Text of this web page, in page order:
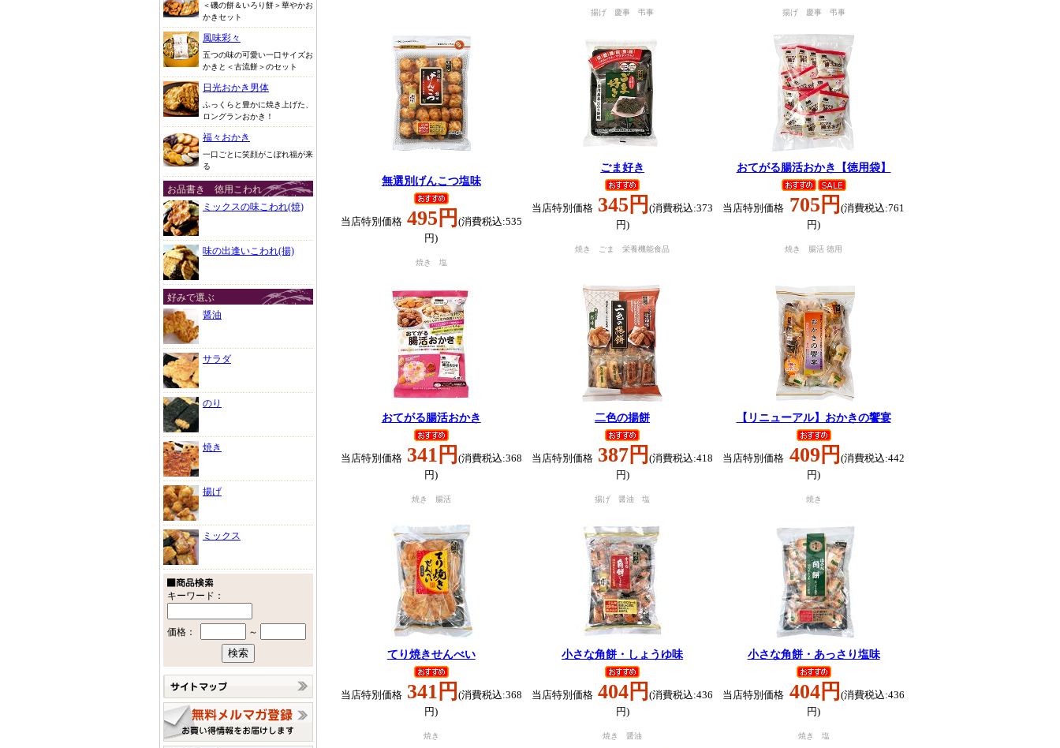
＜磯の餅＆いろり餅＞華やかお
かきセット
風味彩々
五つの味の可愛い一口サイズお
かきと＜古流餅＞のセット
日光おかき男体
ふっくらと豊かに焼き上げた、
ロングランおかき！
福々おかき
一口ごとに笑顔がこぼれ福が来
る
お品書き 徳用こわれ
ミックスの味こわれ(焼)
味の出逢いこわれ(揚)
好みで選ぶ
醤油
サラダ
のり
焼き
揚げ
ミックス
キーワード：
価格： ～
揚げ 慶事 弔事 揚げ 慶事 弔事
無選別げんこつ塩味
当店特別価格 495円(消費税込:535
円)
焼き 塩
ごま好き
当店特別価格 345円(消費税込:373
円)
焼き ごま 栄養機能食品
おてがる腸活おかき【徳用袋】
当店特別価格 705円 (消費税込:761
円)
焼き 腸活 徳用
おてがる腸活おかき
当店特別価格 341円(消費税込:368
円)
焼き 腸活
二色の揚餅
当店特別価格 387円(消費税込:418
円)
揚げ 醤油 塩
【リニューアル】おかきの饗宴
当店特別価格 409円 (消費税込:442
円)
焼き
てり焼きせんべい
当店特別価格 341円(消費税込:368
円)
焼き
小さな角餅・しょうゆ味
当店特別価格 404円(消費税込:436
円)
焼き 醤油
小さな角餅・あっさり塩味
当店特別価格 404円 (消費税込:436
円)
焼き 塩